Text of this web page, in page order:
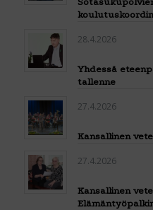
28.4.2026
Yhdessä
tallenne
27.4.2026
Kansallinen
27.4.2026
Kansallinen